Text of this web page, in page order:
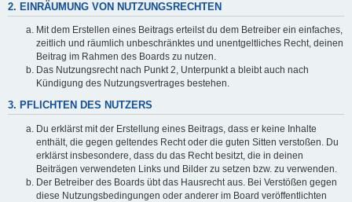
2. EINRÄUMUNG VON NUTZUNGSRECHTEN
Mit dem Erstellen eines Beitrags erteilst du dem Betreiber ein einfaches,
zeitlich und räumlich unbeschränktes und unentgeltliches Recht, deinen
Beitrag im Rahmen des Boards zu nutzen.
Das Nutzungsrecht nach Punkt 2, Unterpunkt a bleibt auch nach
Kündigung des Nutzungsvertrages bestehen.
3. PFLICHTEN DES NUTZERS
Du erklärst mit der Erstellung eines Beitrags, dass er keine Inhalte
enthält, die gegen geltendes Recht oder die guten Sitten verstoßen. Du
erklärst insbesondere, dass du das Recht besitzt, die in deinen
Beiträgen verwendeten Links und Bilder zu setzen bzw. zu verwenden.
Der Betreiber des Boards übt das Hausrecht aus. Bei Verstößen gegen
diese Nutzungsbedingungen oder anderer im Board veröffentlichten